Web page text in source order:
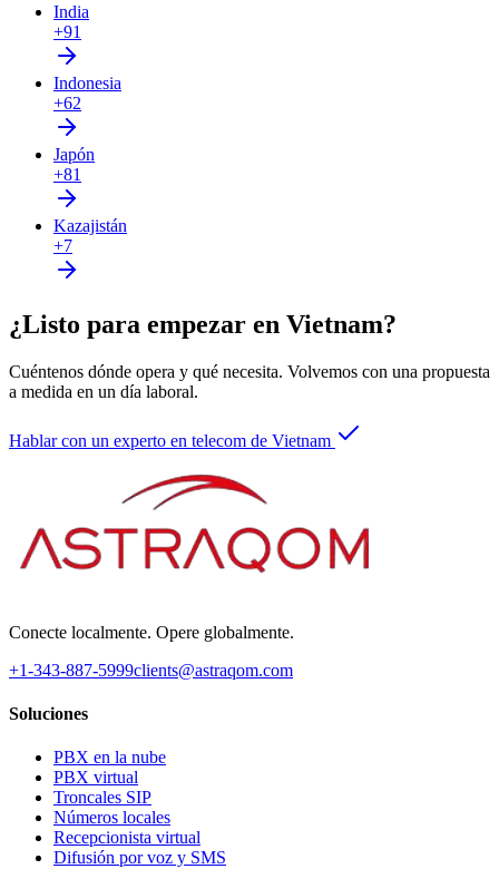
India
+91
Indonesia
+62
Japón
+81
Kazajistán
+7
¿Listo para empezar en Vietnam?
Cuéntenos dónde opera y qué necesita. Volvemos con una propuesta
a medida en un día laboral.
Hablar con un experto en telecom de Vietnam
Conecte localmente. Opere globalmente.
+1-343-887-5999clients@astraqom.com
Soluciones
PBX en la nube
PBX virtual
Troncales SIP
Números locales
Recepcionista virtual
Difusión por voz y SMS